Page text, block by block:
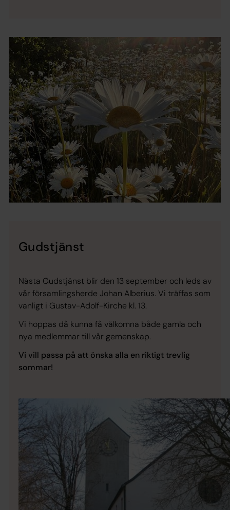
Gudstjänst
Nästa Gudstjänst blir den 13 september och leds av
vår församlingsherde Johan Alberius. Vi träffas som
vanligt i Gustav-Adolf-Kirche kl. 13.
Vi hoppas då kunna få välkomna både gamla och
nya medlemmar till vår gemenskap.
Vi vill passa på att önska alla en riktigt trevlig
sommar!